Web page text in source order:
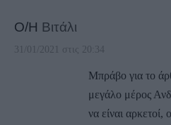
Ο/Η Βιτάλι
31/01/2021 στις 20:34
Μπράβο για το
μεγάλο μέρος
να είναι αρκετοί,